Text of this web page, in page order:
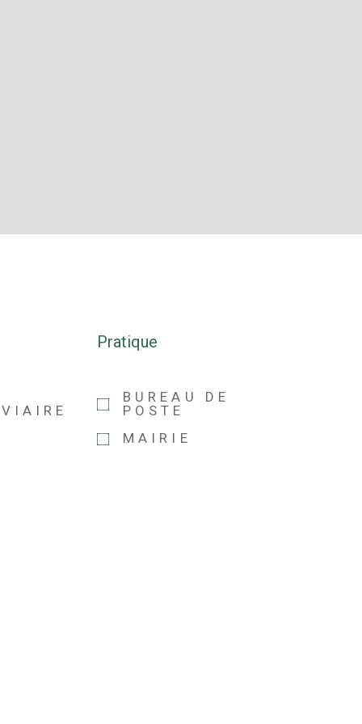
Pratique
BUREAU DE
POSTE
MAIRIE